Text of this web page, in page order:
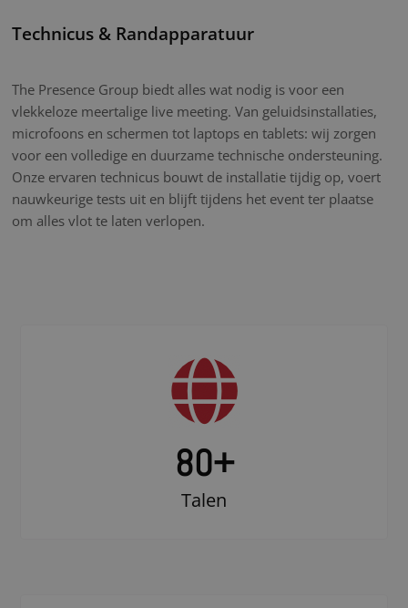
Technicus & Randapparatuur
The Presence Group biedt alles wat nodig is voor een
vlekkeloze meertalige live meeting. Van geluidsinstallaties,
microfoons en schermen tot laptops en tablets: wij zorgen
voor een volledige en duurzame technische ondersteuning.
Onze ervaren technicus bouwt de installatie tijdig op, voert
nauwkeurige tests uit en blijft tijdens het event ter plaatse
om alles vlot te laten verlopen.
80+
Talen